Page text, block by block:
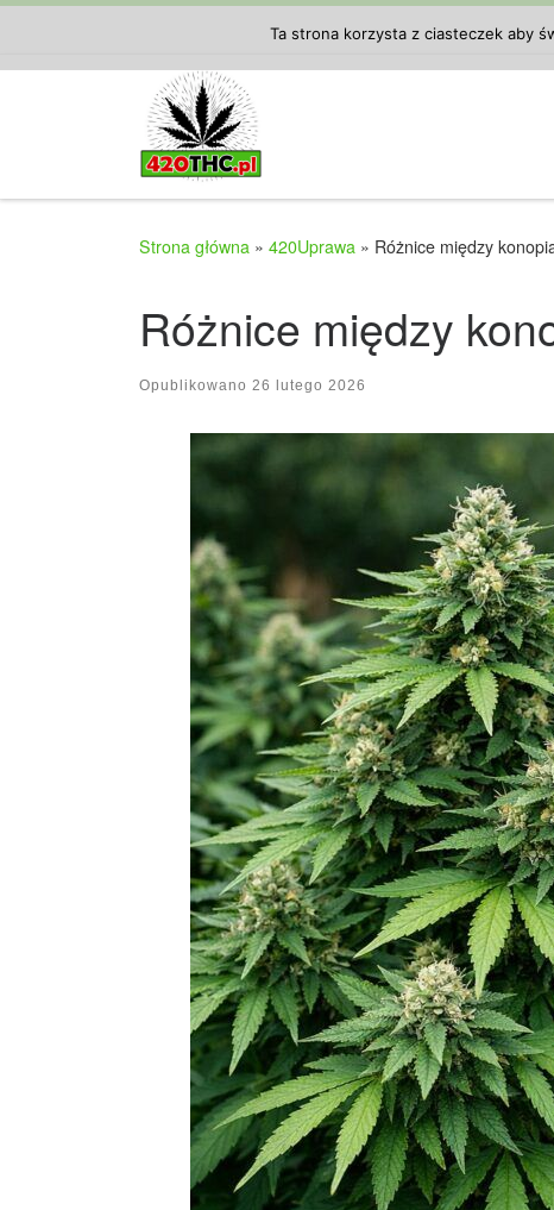
Strona główna » 420Uprawa » Różnice między
Różnice między
Opublikowano 26 lutego 2026
Ta strona korzysta z ciasteczek aby